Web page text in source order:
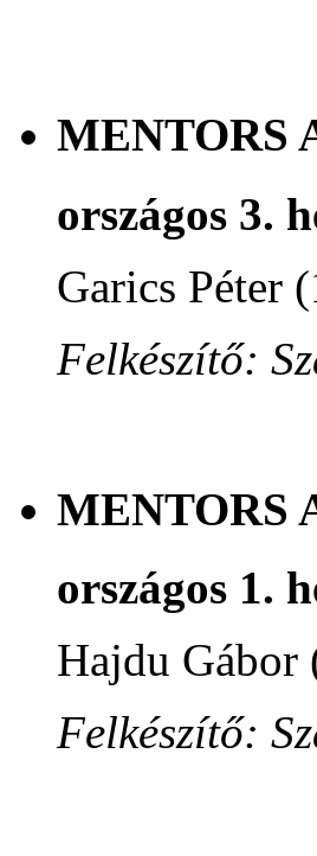
MENTORS
országos 3.
Garics Péter
Felkészítő:
MENTORS
országos 1.
Hajdu Gábor
Felkészítő: